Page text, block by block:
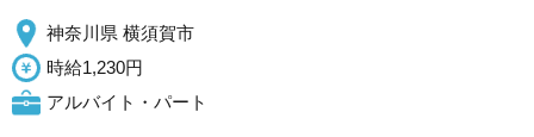
神奈川県 横須賀市
時給1,230円
アルバイト・パート